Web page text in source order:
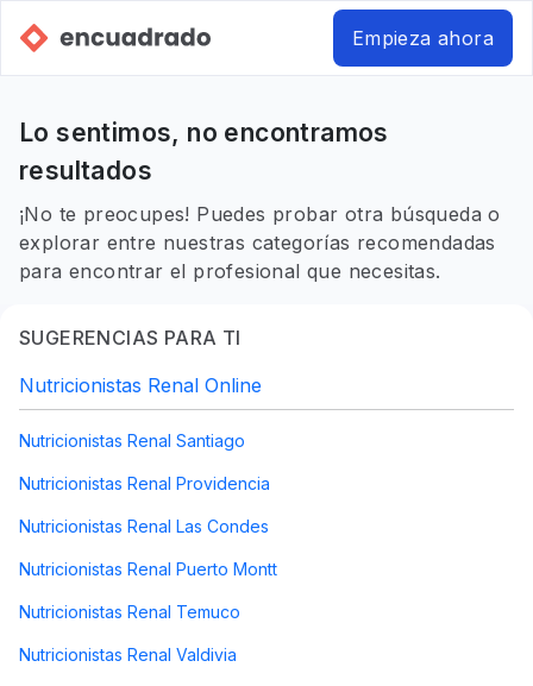
Empieza ahora
Lo sentimos, no encontramos
resultados
¡No te preocupes! Puedes probar otra búsqueda o
explorar entre nuestras categorías recomendadas
para encontrar el profesional que necesitas.
SUGERENCIAS PARA TI
Nutricionistas Renal Online
Nutricionistas Renal Santiago
Nutricionistas Renal Providencia
Nutricionistas Renal Las Condes
Nutricionistas Renal Puerto Montt
Nutricionistas Renal Temuco
Nutricionistas Renal Valdivia